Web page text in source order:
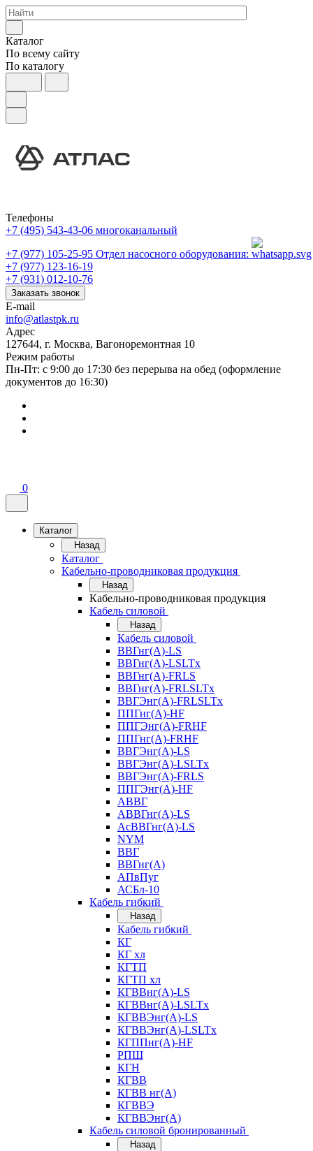
Каталог
По всему сайту
По каталогу
Телефоны
+7 (495) 543-43-06 многоканальный
+7 (977) 105-25-95 Отдел насосного оборудования:
+7 (977) 123-16-19
+7 (931) 012-10-76
Заказать звонок
E-mail
info@atlastpk.ru
Адрес
127644, г. Москва, Вагоноремонтная 10
Режим работы
Пн-Пт: с 9:00 до 17:30 без перерыва на обед (оформление
документов до 16:30)
0
Каталог
Назад
Каталог
Кабельно-проводниковая продукция
Назад
Кабельно-проводниковая продукция
Кабель силовой
Назад
Кабель силовой
ВВГнг(А)-LS
ВВГнг(А)-LSLTx
ВВГнг(А)-FRLS
ВВГнг(А)-FRLSLTx
ВВГЭнг(А)-FRLSLTx
ППГнг(А)-HF
ППГЭнг(А)-FRHF
ППГнг(А)-FRHF
ВВГЭнг(А)-LS
ВВГЭнг(А)-LSLTx
ВВГЭнг(А)-FRLS
ППГЭнг(А)-HF
АВВГ
АВВГнг(А)-LS
АсВВГнг(А)-LS
NYM
ВВГ
ВВГнг(А)
АПвПуг
АСБл-10
Кабель гибкий
Назад
Кабель гибкий
КГ
КГ хл
КГТП
КГТП хл
КГВВнг(А)-LS
КГВВнг(А)-LSLTx
КГВВЭнг(А)-LS
КГВВЭнг(А)-LSLTx
КГППнг(А)-HF
РПШ
КГН
КГВВ
КГВВ нг(А)
КГВВЭ
КГВВЭнг(А)
Кабель силовой бронированный
Назад